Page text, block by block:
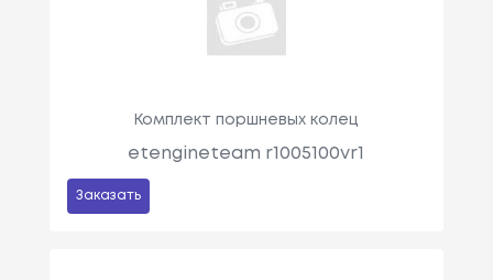
Комплект поршневых колец
etengineteam r1005100vr1
Заказать